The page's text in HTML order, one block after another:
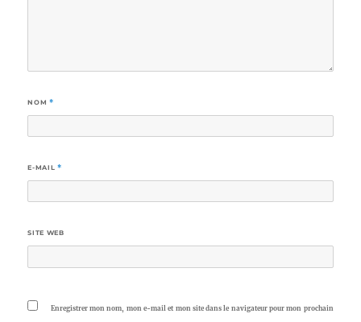
NOM *
E-MAIL *
SITE WEB
Enregistrer mon nom, mon e-mail et mon site dans le navigateur pour mon prochain